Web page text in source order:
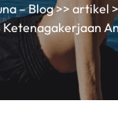
– Blog>> artikel
Ketenagakerjaan